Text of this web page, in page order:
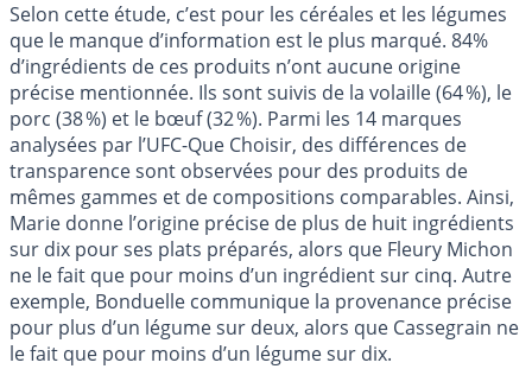
Selon cette étude, c’est pour les céréales et les légumes
que le manque d’information est le plus marqué. 84%
d’ingrédients de ces produits n’ont aucune origine
précise mentionnée. Ils sont suivis de la volaille (64 %), le
porc (38 %) et le bœuf (32 %). Parmi les 14 marques
analysées par l’UFC-Que Choisir, des différences de
transparence sont observées pour des produits de
mêmes gammes et de compositions comparables. Ainsi,
Marie donne l’origine précise de plus de huit ingrédients
sur dix pour ses plats préparés, alors que Fleury Michon
ne le fait que pour moins d’un ingrédient sur cinq. Autre
exemple, Bonduelle communique la provenance précise
pour plus d’un légume sur deux, alors que Cassegrain ne
le fait que pour moins d’un légume sur dix.